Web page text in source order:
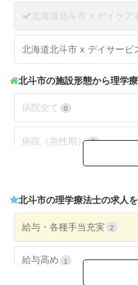
北海道北斗市 x デイケア
北海道北斗市 x デイサービ
北斗市の施設形態から理学
病院全て 0
病院（急性期） 0
病院（外来）
病院(地域包括ケア) 0
北斗市の理学療法士の求人
給与・各種手当充実 2
給与高め 1